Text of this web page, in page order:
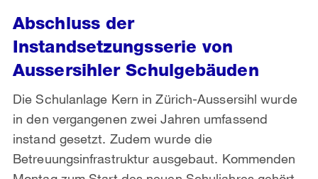
Abschluss der
Instandsetzungsserie von
Aussersihler Schulgebäuden
Die Schulanlage Kern in Zürich-Aussersihl wurde
in den vergangenen zwei Jahren umfassend
instand gesetzt. Zudem wurde die
Betreuungsinfrastruktur ausgebaut. Kommenden